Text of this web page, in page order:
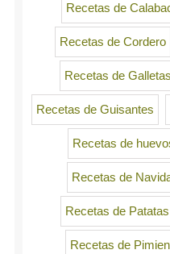
Recetas de
Recetas de Cordero
Recetas de Galletas
Recetas de Guisantes
Recetas de
Recetas de
Recetas de Patatas
Recetas de